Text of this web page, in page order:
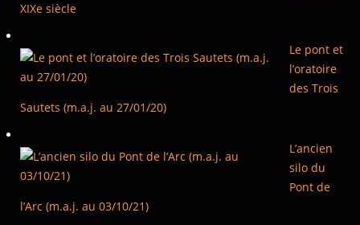
XIXe siècle
Le pont et
l’oratoire
des Trois
Sautets (m.a.j. au 27/01/20)
L’ancien
silo du
Pont de
l’Arc (m.a.j. au 03/10/21)